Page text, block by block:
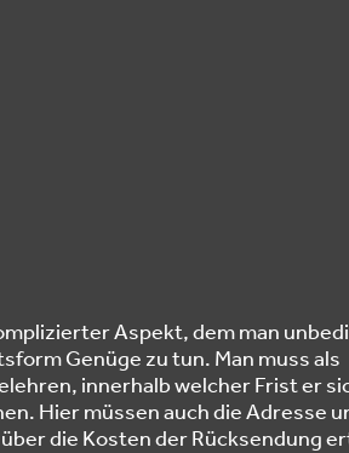
Aspekt, dem man
Genüge zu tun. Man muss als
innerhalb welcher Frist er
Hier müssen auch die Adresse
die Kosten der Rücksendung